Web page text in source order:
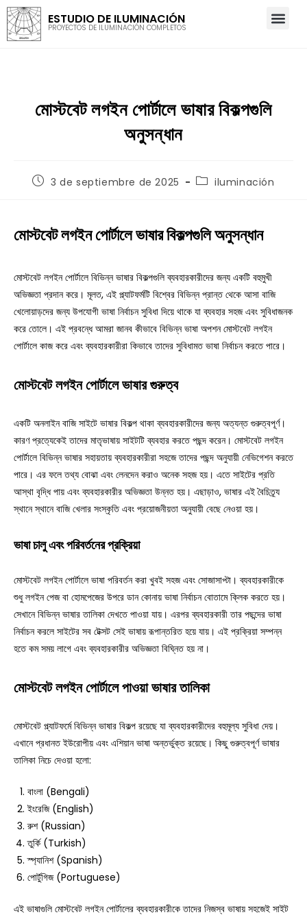
ESTUDIO DE ILUMINACIÓN
PROYECTOS DE ILUMINACIÓN COMPLETOS
মোস্টবেট লগইন পোর্টালে ভাষার বিকল্পগুলি
অনুসন্ধান
3 de septiembre de 2025 iluminación
মোস্টবেট লগইন পোর্টালে ভাষার বিকল্পগুলি অনুসন্ধান
মোস্টবেট লগইন পোর্টালে বিভিন্ন ভাষার বিকল্পগুলি ব্যবহারকারীদের জন্য একটি বহুমুখী
অভিজ্ঞতা প্রদান করে। মূলত, এই প্ল্যাটফর্মটি বিশ্বের বিভিন্ন প্রান্ত থেকে আসা বাজি
খেলোয়াড়দের জন্য উপযোগী ভাষা নির্বাচন সুবিধা দিয়ে থাকে যা ব্যবহার সহজ এবং সুবিধাজনক
করে তোলে। এই প্রবন্ধে আমরা জানব কীভাবে বিভিন্ন ভাষা অপশন মোস্টবেট লগইন
পোর্টালে কাজ করে এবং ব্যবহারকারীরা কিভাবে তাদের সুবিধামত ভাষা নির্বাচন করতে পারে।
মোস্টবেট লগইন পোর্টালে ভাষার গুরুত্ব
একটি অনলাইন বাজি সাইটে ভাষার বিকল্প থাকা ব্যবহারকারীদের জন্য অত্যন্ত গুরুত্বপূর্ণ।
কারণ প্রত্যেকেই তাদের মাতৃভাষায় সাইটটি ব্যবহার করতে পছন্দ করেন। মোস্টবেট লগইন
পোর্টালে বিভিন্ন ভাষার সহায়তায় ব্যবহারকারীরা সহজে তাদের পছন্দ অনুযায়ী নেভিগেশন করতে
পারে। এর ফলে তথ্য বোঝা এবং লেনদেন করাও অনেক সহজ হয়। এতে সাইটের প্রতি
আস্থা বৃদ্ধি পায় এবং ব্যবহারকারীর অভিজ্ঞতা উন্নত হয়। এছাড়াও, ভাষার এই বৈচিত্র্য
স্থানে স্থানে বাজি খেলার সংস্কৃতি এবং প্রয়োজনীয়তা অনুযায়ী বেছে নেওয়া হয়।
ভাষা চালু এবং পরিবর্তনের প্রক্রিয়া
মোস্টবেট লগইন পোর্টালে ভাষা পরিবর্তন করা খুবই সহজ এবং সোজাসাপ্টা। ব্যবহারকারীকে
শুধু লগইন পেজ বা হোমপেজের উপরে ডান কোনায় ভাষা নির্বাচন বোতামে ক্লিক করতে হয়।
সেখানে বিভিন্ন ভাষার তালিকা দেখতে পাওয়া যায়। এরপর ব্যবহারকারী তার পছন্দের ভাষা
নির্বাচন করলে সাইটের সব টেক্সট সেই ভাষায় রূপান্তরিত হয়ে যায়। এই প্রক্রিয়া সম্পন্ন
হতে কম সময় লাগে এবং ব্যবহারকারীর অভিজ্ঞতা বিঘ্নিত হয় না।
মোস্টবেট লগইন পোর্টালে পাওয়া ভাষার তালিকা
মোস্টবেট প্ল্যাটফর্মে বিভিন্ন ভাষার বিকল্প রয়েছে যা ব্যবহারকারীদের বহুমূল্য সুবিধা দেয়।
এখানে প্রধানত ইউরোপীয় এবং এশিয়ান ভাষা অন্তর্ভুক্ত রয়েছে। কিছু গুরুত্বপূর্ণ ভাষার
তালিকা নিচে দেওয়া হলো:
বাংলা (Bengali)
ইংরেজি (English)
রুশ (Russian)
তুর্কি (Turkish)
স্প্যানিশ (Spanish)
পোর্টুগিজ (Portuguese)
এই ভাষাগুলি মোস্টবেট লগইন পোর্টালের ব্যবহারকারীকে তাদের নিজস্ব ভাষায় সহজেই সাইট